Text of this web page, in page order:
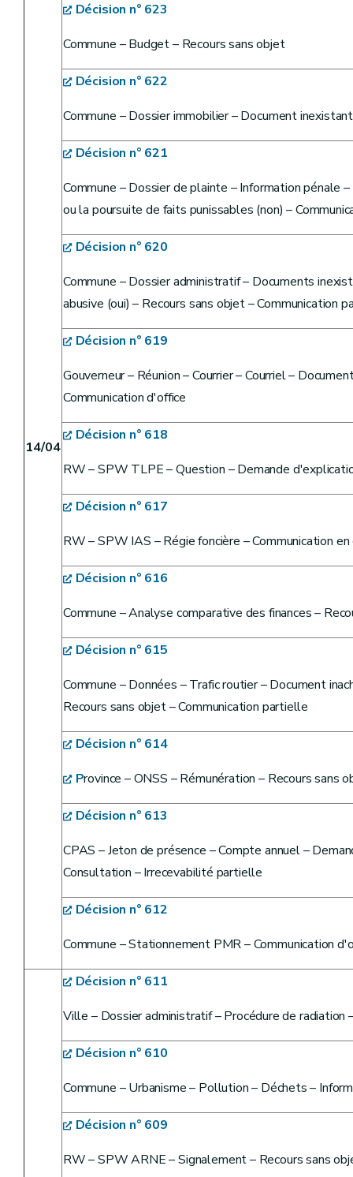
14/04
Décision n° 623
Commune – Budget – Recours sans objet
Décision n° 622
Commune – Dossier immobilier – Document
Décision n° 621
Commune – Dossier de plainte – Information pénale
ou la poursuite de faits punissables (non) –
Décision n° 620
Commune – Dossier administratif – Documents
abusive (oui) – Recours sans objet – Communication
Décision n° 619
Gouverneur – Réunion – Courrier – Courriel –
Communication d'office
Décision n° 618
RW – SPW TLPE – Question – Demande
Décision n° 617
RW – SPW IAS – Régie foncière – Communication
Décision n° 616
Commune – Analyse comparative des finances –
Décision n° 615
Commune – Données – Trafic routier – Document
Recours sans objet – Communication partielle
Décision n° 614
Province – ONSS – Rémunération – Recours sans
Décision n° 613
CPAS – Jeton de présence – Compte annuel –
Consultation – Irrecevabilité partielle
Décision n° 612
Commune – Stationnement PMR – Communication
Décision n° 611
Ville – Dossier administratif – Procédure de radiation
Décision n° 610
Commune – Urbanisme – Pollution – Déchets –
Décision n° 609
RW – SPW ARNE – Signalement – Recours sans